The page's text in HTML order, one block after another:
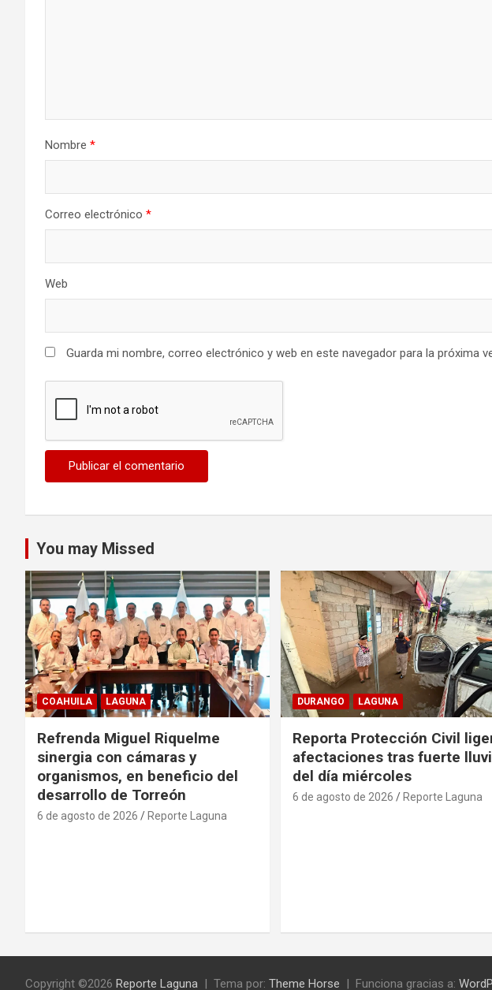
Nombre *
Correo electrónico *
Web
Guarda mi nombre, correo electrónico y web en este navegador para la próxima
You may Missed
COAHUILA LAGUNA
Refrenda Miguel Riquelme
sinergia con cámaras y
organismos, en beneficio del
desarrollo de Torreón
6 de agosto de 2026 Reporte Laguna
DURANGO LAGUNA
Reporta Protección Civil
afectaciones tras fuerte
del día miércoles
6 de agosto de 2026 Reporte Laguna
Copyright ©2026 Reporte Laguna Tema por: Theme Horse Funciona gracias a: